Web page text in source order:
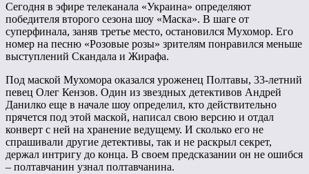
Сегодня в эфире телеканала «Украина» определяют
победителя второго сезона шоу «Маска». В шаге от
суперфинала, заняв третье место, остановился Мухомор. Его
номер на песню «Розовые розы» зрителям понравился меньше
выступлений Скандала и Жирафа.
Под маской Мухомора оказался уроженец Полтавы, 33-летний
певец Олег Кензов. Один из звездных детективов Андрей
Данилко еще в начале шоу определил, кто действительно
прячется под этой маской, написал свою версию и отдал
конверт с ней на хранение ведущему. И сколько его не
спрашивали другие детективы, так и не раскрыл секрет,
держал интригу до конца. В своем предсказании он не ошибся
– полтавчанин узнал полтавчанина.